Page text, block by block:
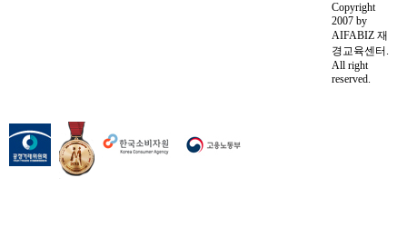
Copyright
2007 by
AIFABIZ 재
경교육센터.
All right
reserved.